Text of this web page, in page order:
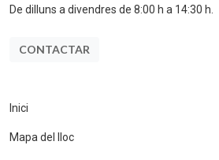
De dilluns a divendres de 8:00 h a 14:30 h.
CONTACTAR
Inici
Mapa del lloc